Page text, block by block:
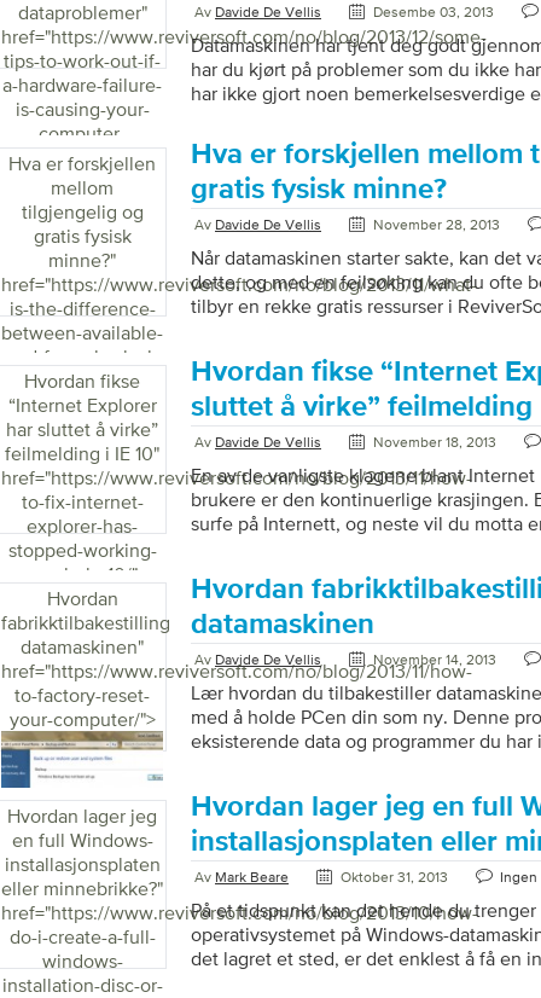
dataproblemer"
href="https://www.reviversoft.com/no/blog/2013/12/some-
tips-to-work-out-if-
a-hardware-failure-
is-causing-your-
computer-
problems/">
Av Davide De Vellis Desembe 03, 2013
Datamaskinen har tjent deg godt
har du kjørt på problemer som du ikke
har ikke gjort noen bemerkelsesverdige
ut? Du begynner å se blå skjermer,
forferdelig støy, eller datamaskinen
på. Forhåpentligvis er det noe så enkelt
programvareoppdatering, men kanskje
maskinvarefeil. Så hvordan […]
Hva er forskjellen
mellom
tilgjengelig og
gratis fysisk
minne?"
href="https://www.reviversoft.com/no/blog/2013/11/what-
is-the-difference-
between-available-
and-free-physical-
memory/">
Hva er forskjellen mellom
gratis fysisk minne?
Av Davide De Vellis November 28, 2013
Når datamaskinen starter sakte, kan det
dette, og med en feilsøking kan du ofte
tilbyr en rekke gratis ressurser i
gjøre mye av arbeidet for deg. Gjennom
feilsøkingsprosessen kan du fortelle om
med litt vedlikehold og optimalisering,
oppgradering, eller hvis det er på tide å
datasystem. […]
Hvordan fikse
“Internet Explorer
har sluttet å virke”
feilmelding i IE 10"
href="https://www.reviversoft.com/no/blog/2013/11/how-
to-fix-internet-
explorer-has-
stopped-working-
error-in-ie-10/">
Hvordan fikse “Internet
sluttet å virke” feilmelding
Av Davide De Vellis November 18, 2013
En av de vanligste klagene blant Internet
brukere er den kontinuerlige krasjingen.
surfe på Internett, og neste vil du motta
dette scenariet høres altfor kjent, er det
bare kan hjelpe deg med å løse dette
grunnen til at Internet Explorer (IE) støter
innføring av tillegg, verktøylinjer,
spionprogrammer. Noen ganger kan
tilbakestilles […]
Hvordan
fabrikktilbakestilling
datamaskinen"
href="https://www.reviversoft.com/no/blog/2013/11/how-
to-factory-reset-
your-computer/">
Hvordan
datamaskinen
Av Davide De Vellis November 14, 2013
Lær hvordan du tilbakestiller
med å holde PCen din som ny. Denne
eksisterende data og programmer du
den var i da du først åpnet boksen (og
siden det ikke vil inneholde alle
crapware – som kan komme med de
velger å tilbakestille PCen regelmessig
med toppform. Vanligvis utføres […]
Hvordan lager jeg
en full Windows-
installasjonsplaten
eller minnebrikke?"
href="https://www.reviversoft.com/no/blog/2013/10/how-
do-i-create-a-full-
windows-
installation-disc-or-
Hvordan lager jeg en full
installasjonsplaten eller
Av Mark Beare Oktober 31, 2013 Ingen
På et tidspunkt kan det hende du
operativsystemet på Windows-
det lagret et sted, er det enklest å få en